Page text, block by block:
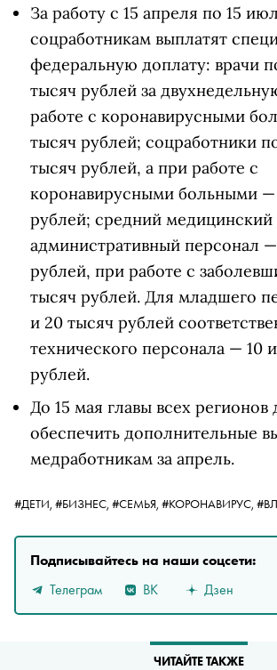
За работу с 15 апреля по 15
соцработникам выплатят
федеральную доплату: врачи
тысяч рублей за
работе с коронавирусными
тысяч рублей; соцработники
тысяч рублей, а при работе с
коронавирусными больными —
рублей; средний медицинский
административный персонал
рублей, при работе с
тысяч рублей. Для младшего
и 20 тысяч рублей
технического персонала — 10
рублей.
До 15 мая главы всех
обеспечить дополнительные
медработникам за апрель.
#ДЕТИ, #БИЗНЕС, #СЕМЬЯ, #КОРОНАВИРУС,
Подписывайтесь на наши соцсети:
Телеграм
ВК Дзен
ЧИТАЙТЕ ТАКЖЕ